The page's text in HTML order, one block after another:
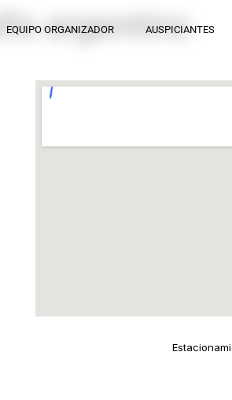
EQUIPO ORGANIZADOR AUSPICIANTES
argentino